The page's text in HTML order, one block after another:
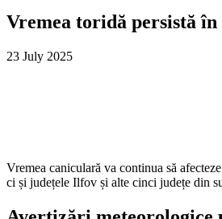
Vremea toridă persistă
23 July 2025
Vremea caniculară va continua să
ci și județele Ilfov și alte cinci județe din